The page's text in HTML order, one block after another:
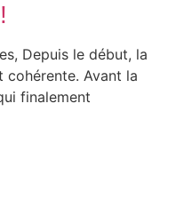
Depuis le début, la
cohérente. Avant la
finalement